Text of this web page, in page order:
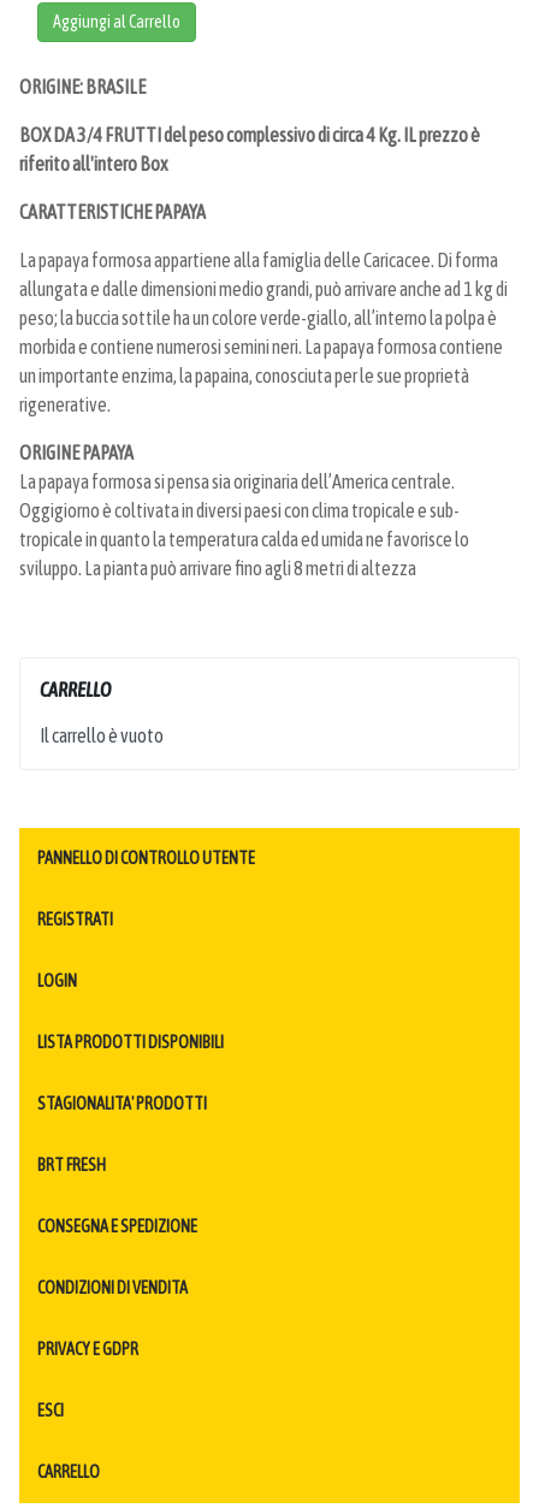
Aggiungi al Carrello
ORIGINE: BRASILE
BOX DA 3/4 FRUTTI del peso complessivo di circa 4 Kg. IL prezzo è
riferito all'intero Box
CARATTERISTICHE PAPAYA
La papaya formosa appartiene alla famiglia delle Caricacee. Di forma
allungata e dalle dimensioni medio grandi, può arrivare anche ad 1 kg di
peso; la buccia sottile ha un colore verde-giallo, all’interno la polpa è
morbida e contiene numerosi semini neri. La papaya formosa contiene
un importante enzima, la papaina, conosciuta per le sue proprietà
rigenerative.
ORIGINE PAPAYA
La papaya formosa si pensa sia originaria dell’America centrale.
Oggigiorno è coltivata in diversi paesi con clima tropicale e sub-
tropicale in quanto la temperatura calda ed umida ne favorisce lo
sviluppo. La pianta può arrivare fino agli 8 metri di altezza
CARRELLO
Il carrello è vuoto
PANNELLO DI CONTROLLO UTENTE
REGISTRATI
LOGIN
LISTA PRODOTTI DISPONIBILI
STAGIONALITA' PRODOTTI
BRT FRESH
CONSEGNA E SPEDIZIONE
CONDIZIONI DI VENDITA
PRIVACY E GDPR
ESCI
CARRELLO